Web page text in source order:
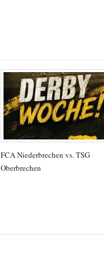
FCA Niederbrechen vs. TSG
Oberbrechen